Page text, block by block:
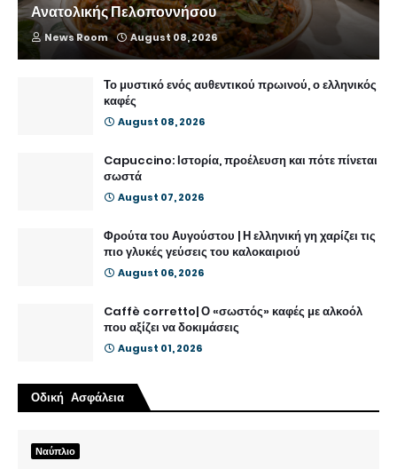
Ανατολικής Πελοποννήσου
News Room August 08, 2026
Το μυστικό ενός αυθεντικού πρωινού, ο ελληνικός
καφές
August 08, 2026
Capuccino: Ιστορία, προέλευση και πότε πίνεται
σωστά
August 07, 2026
Φρούτα του Αυγούστου | Η ελληνική γη χαρίζει τις
πιο γλυκές γεύσεις του καλοκαιριού
August 06, 2026
Caffè corretto| Ο «σωστός» καφές με αλκοόλ
που αξίζει να δοκιμάσεις
August 01, 2026
Οδική Ασφάλεια
Ναύπλιο